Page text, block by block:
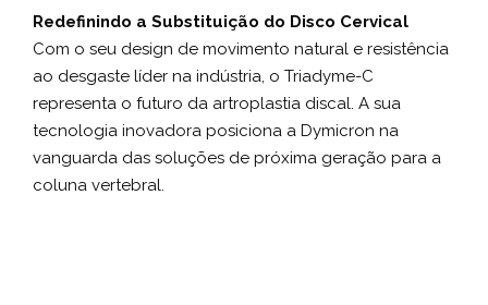
Redefinindo a Substituição do Disco Cervical
Com o seu design de movimento natural e resistência
ao desgaste líder na indústria, o Triadyme-C
representa o futuro da artroplastia discal. A sua
tecnologia inovadora posiciona a Dymicron na
vanguarda das soluções de próxima geração para a
coluna vertebral.